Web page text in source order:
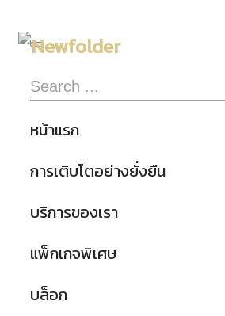
หน้าแรก
การเติบโตอย่างยั่งยืน
บริการของเรา
แพ็กเกจพิเศษ
บล็อก